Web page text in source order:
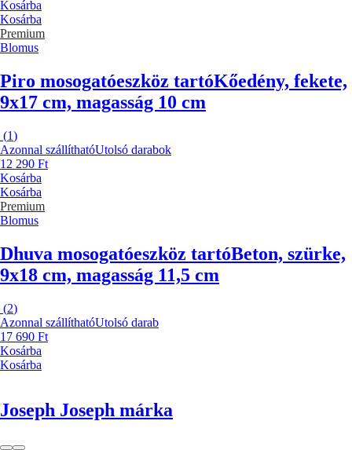
Kosárba
Kosárba
Premium
Blomus
Piro mosogatóeszköz tartóKőedény, fekete,
9x17 cm, magasság 10 cm
(1)
Azonnal szállíthatóUtolsó darabok
12 290 Ft
Kosárba
Kosárba
Premium
Blomus
Dhuva mosogatóeszköz tartóBeton, szürke,
9x18 cm, magasság 11,5 cm
(2)
Azonnal szállíthatóUtolsó darab
17 690 Ft
Kosárba
Kosárba
Joseph Joseph márka